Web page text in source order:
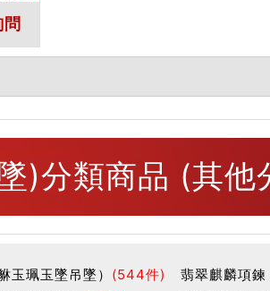
寶
)分類商品 (其他
玉珮玉墜吊墜） (544件) 翡翠麒麟項鍊